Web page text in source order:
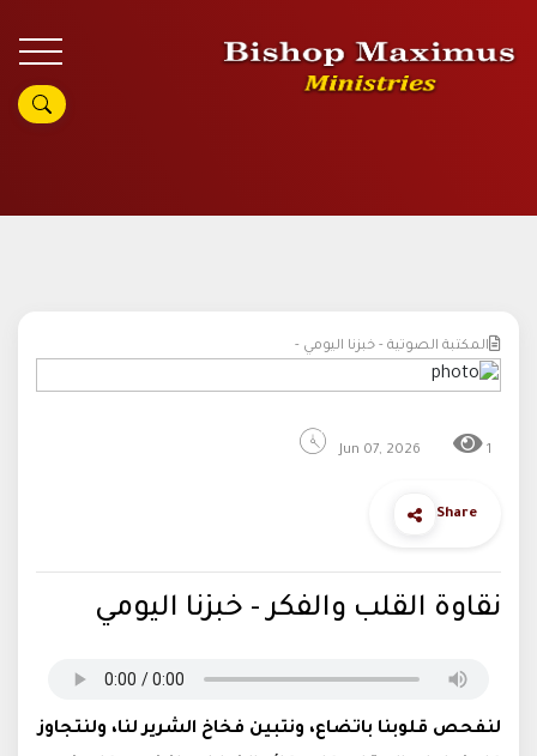
المكتبة الصوتية - خبزنا اليومي -
Jun 07, 2026 1
Share
نقاوة القلب والفكر - خبزنا اليومي
لنفحص قلوبنا باتضاع، ونتبين فخاخ الشرير لنا، ولنتجاوز